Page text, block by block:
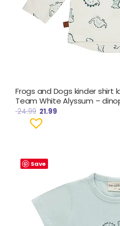
Frogs and Dogs kinder shirt
Team White Alyssum –
24.99 21.99
Save
prijs
was:
€ 19.99.